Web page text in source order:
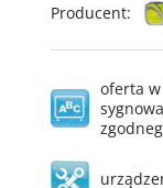
Producent:
oferta